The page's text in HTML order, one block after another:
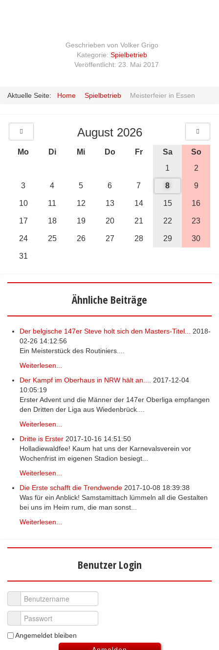
Geschrieben von Volker Grigo
Kategorie: Spielbetrieb
Veröffentlicht: 23. Mai 2017
Aktuelle Seite: Home Spielbetrieb Meisterfeier in Essen
August 2026
Mo Di Mi Do Fr Sa
So
1
2
3 4 5 6 7 8 9
10 11 12 13 14 15 16
17 18 19 20 21 22 23
24 25 26 27 28 29 30
31
Ähnliche Beiträge
Der belgische 147er Steve holt sich den Masters-Titel...
2018-
02-26 14:12:56
Ein Meisterstück des Routiniers....
Weiterlesen...
Der Kampf im Oberhaus in NRW hält an....
2017-12-04
10:05:19
Erster Advent und die Männer der 147er Oberliga empfangen
den Dritten der Liga aus Wiedenbrück....
Weiterlesen...
Dritte is Erster 2017-10-16 14:51:50
Holladiewaldfee! Kaum hat uns der Karnevalsverein vor
Wochenfrist im eigenen Stadion besiegt...
Weiterlesen...
Die Erste schafft die Trendwende 2017-10-08 18:39:38
Was für ein Anblick! Samstamittach lümmeln all die Gestalten
bei uns im Heim rum, die man sonst...
Weiterlesen...
Benutzer Login
Benutzername
Passwort
Angemeldet bleiben